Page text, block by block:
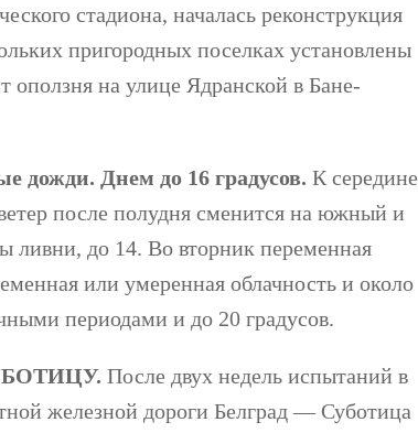
стадиона, началась реконструкция
пригородных поселках установлены
оползня на улице Ядранской в ​​Бане-
дожди. Днем до 16 градусов. К середине
после полудня сменится на южный и
ливни, до 14. Во вторник переменная
или умеренная облачность и около
периодами и до 20 градусов.
После двух недель испытаний в
железной дороги Белград — Суботица